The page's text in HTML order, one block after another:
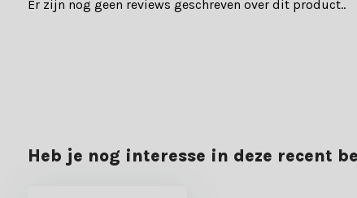
Er zijn nog geen reviews geschreven over dit product..
Heb je nog interesse in deze recent